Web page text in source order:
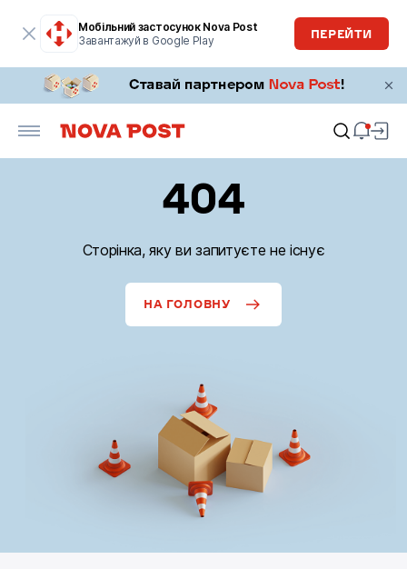
Мобільний застосунок Nova Post
Завантажуй в Google Play
ПЕРЕЙТИ
404
Сторінка, яку ви запитуєте не існує
НА ГОЛОВНУ